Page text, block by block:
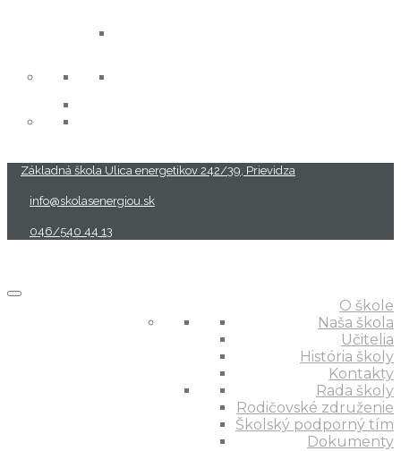
Základná škola Ulica energetikov 242/39, Prievidza
info@skolasenergiou.sk
046/540 44 13
O škole
Naša škola
Učitelia
História školy
Kontakty
Rada školy
Rodičovské združenie
Školský podporný tím
Dokumenty